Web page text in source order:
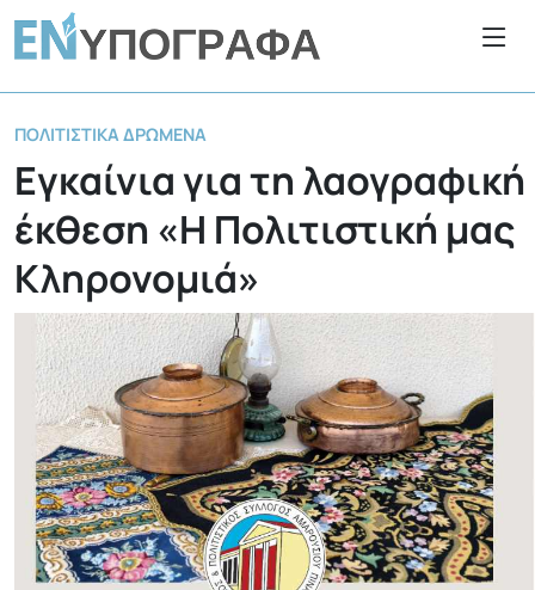
ΠΟΛΙΤΙΣΤΙΚΆ ΔΡΏΜΕΝΑ
Εγκαίνια για τη λαογραφική
έκθεση «Η Πολιτιστική μας
Κληρονομιά»